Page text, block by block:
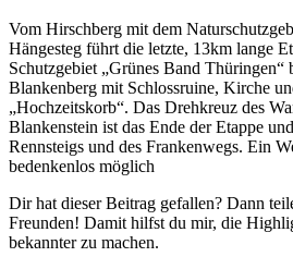
Vom Hirschberg mit dem
Hängesteg führt die letzte, 13km lange
Schutzgebiet „Grünes Band Thüringen“
Blankenberg mit Schlossruine, Kirche
„Hochzeitskorb“. Das Drehkreuz des
Blankenstein ist das Ende der Etappe
Rennsteigs und des Frankenwegs. Ein
bedenkenlos möglich
Dir hat dieser Beitrag gefallen? Dann
Freunden! Damit hilfst du mir, die
bekannter zu machen.